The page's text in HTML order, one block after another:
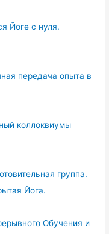
Йоге с нуля.
передача опыта в
коллоквиумы
группа.
Йога.
Обучения и